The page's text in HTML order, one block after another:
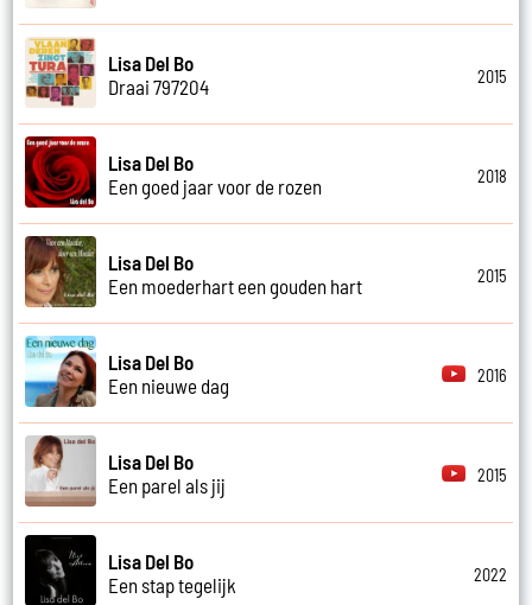
Lisa Del Bo
Draai 797204
2015
Lisa Del Bo
Een goed jaar voor de rozen
2018
Lisa Del Bo
Een moederhart een gouden hart
2015
Lisa Del Bo
Een nieuwe dag
2016
Lisa Del Bo
Een parel als jij
2015
Lisa Del Bo
Een stap tegelijk
2022